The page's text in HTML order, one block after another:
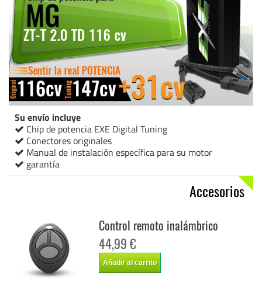
Su envío incluye
Chip de potencia EXE Digital Tuning
Conectores originales
Manual de instalación específica para su motor
garantía
Accesorios
Control remoto inalámbrico
44,99 €
Añadir al carrito